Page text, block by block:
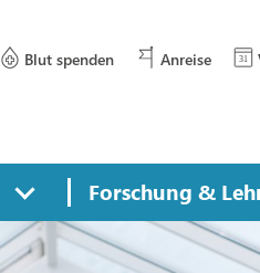
Blut spenden Anreise
Forschung &